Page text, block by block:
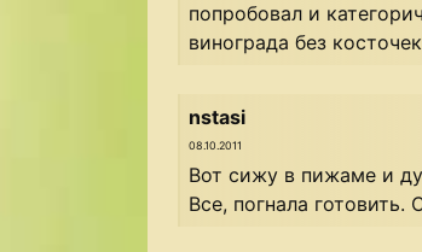
попробовал и
винограда без
nstasi
08.10.2011
Вот сижу в пижаме и
Все, погнала готовить.